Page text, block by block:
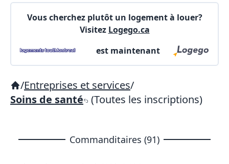
Vous cherchez plutôt un logement à louer?
Visitez Logego.ca
est maintenant
/Entreprises et services/
Soins de santé (Toutes les inscriptions)
Commanditaires (91)
Copier lien
X Fermer Envoyez